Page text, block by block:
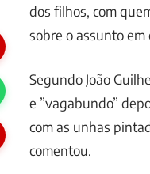
dos filhos, com
sobre o assunto
Segundo João
e ”vagabundo”
com as unhas
comentou.